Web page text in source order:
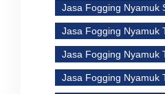
Jasa Fogging Nyamuk
Jasa Fogging Nyamuk
Jasa Fogging Nyamuk
Jasa Fogging Nyamuk